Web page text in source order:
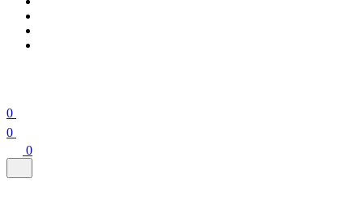
0
0
0